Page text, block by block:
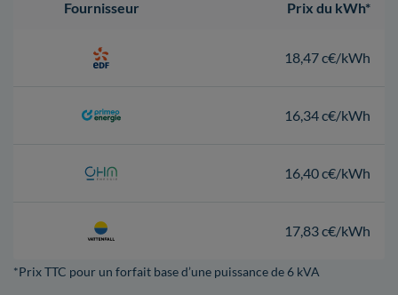
Fournisseur Prix du kWh*
18,47 c€/kWh
16,34 c€/kWh
16,40 c€/kWh
17,83 c€/kWh
*Prix TTC pour un forfait base d’une puissance de 6 kVA